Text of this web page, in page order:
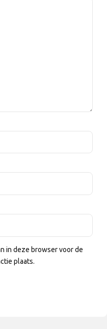
in deze browser voor de
plaats.